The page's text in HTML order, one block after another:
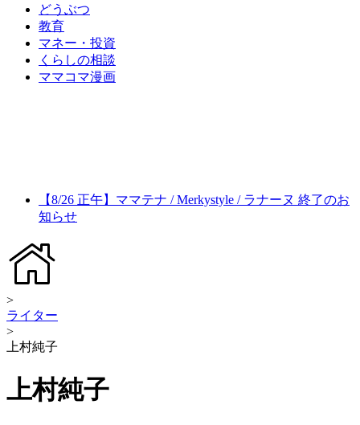
どうぶつ
教育
マネー・投資
くらしの相談
ママコマ漫画
【8/26 正午】ママテナ / Merkystyle / ラナーヌ 終了のお
知らせ
>
ライター
>
上村純子
上村純子